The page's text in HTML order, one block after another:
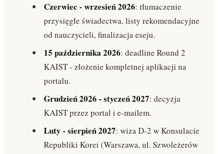
Czerwiec - wrzesień 2026: tłumaczenie
przysięgłe świadectwa, listy rekomendacyjne
od nauczycieli, finalizacja eseju.
15 października 2026: deadline Round 2
KAIST - złożenie kompletnej aplikacji na
portalu.
Grudzień 2026 - styczeń 2027: decyzja
KAIST przez portal i e-mailem.
Luty - sierpień 2027: wiza D-2 w Konsulacie
Republiki Korei (Warszawa, ul. Szwoleżerów